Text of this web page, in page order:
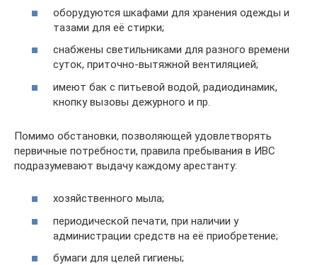
оборудуются шкафами для хранения одежды и
тазами для её стирки;
снабжены светильниками для разного времени
суток, приточно-вытяжной вентиляцией;
имеют бак с питьевой водой, радиодинамик,
кнопку вызовы дежурного и пр.
Помимо обстановки, позволяющей удовлетворять
первичные потребности, правила пребывания в ИВС
подразумевают выдачу каждому арестанту:
хозяйственного мыла;
периодической печати, при наличии у
администрации средств на её приобретение;
бумаги для целей гигиены;